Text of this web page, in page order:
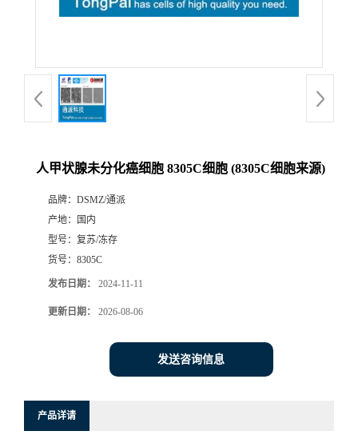
人甲状腺未分化癌细胞 8305C细胞 (8305C细胞来源)
品牌： DSMZ/通派
产地：
国内
型号： 复苏/冻存
货号： 8305C
发布日期： 2024-11-11
更新日期： 2026-08-06
发送咨询信息
产品详请